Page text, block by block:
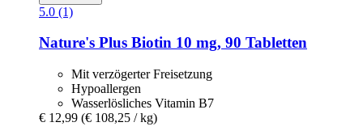
5.0 (1)
Nature's Plus Biotin 10 mg, 90 Tabletten
Mit verzögerter Freisetzung
Hypoallergen
Wasserlösliches Vitamin B7
€ 12,99 (€ 108,25 / kg)